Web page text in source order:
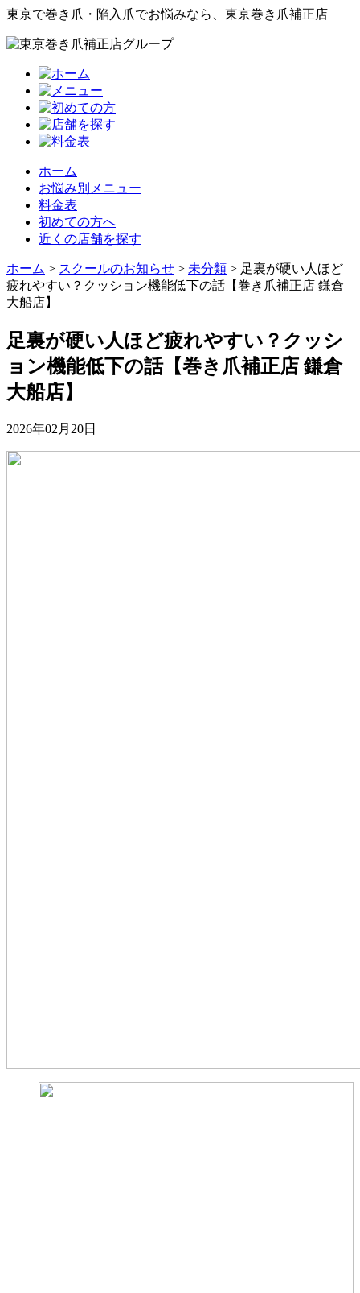
東京で巻き爪・陥入爪でお悩みなら、東京巻き爪補正店
ホーム
お悩み別メニュー
料金表
初めての方へ
近くの店舗を探す
ホーム > スクールのお知らせ > 未分類 > 足裏が硬い人ほど
疲れやすい？クッション機能低下の話【巻き爪補正店 鎌倉
大船店】
足裏が硬い人ほど疲れやすい？クッシ
ョン機能低下の話【巻き爪補正店 鎌倉
大船店】
2026年02月20日